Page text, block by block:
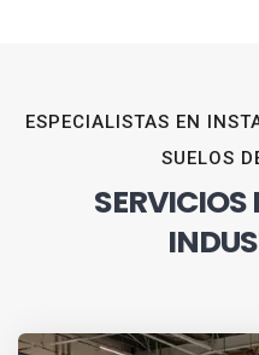
ESPECIALISTAS EN
SUELOS
SERVICIOS